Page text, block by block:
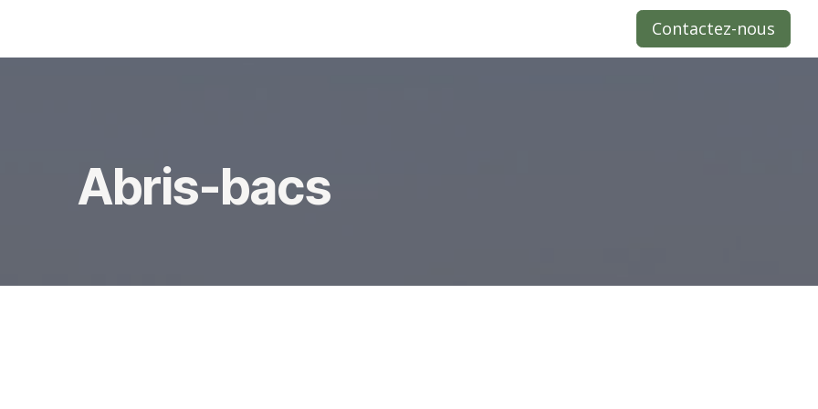
Contactez-nous
Abris-bacs